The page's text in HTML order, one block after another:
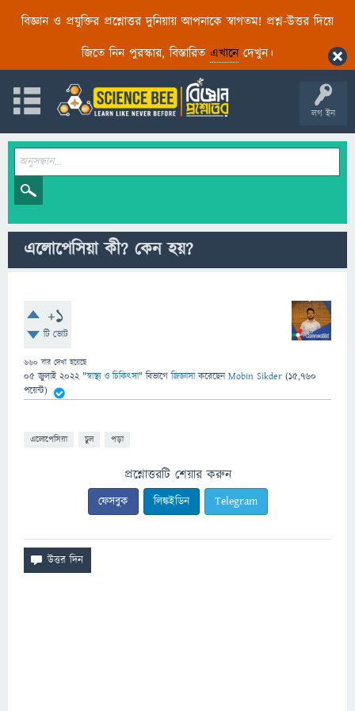
বিজ্ঞান ও প্রযুক্তির প্রশ্নোত্তর দুনিয়ায় আপনাকে স্বাগতম! প্রশ্ন-উত্তর দিয়ে
জিতে নিন পুরস্কার, বিস্তারিত এখানেদেখুন।
লগ ইন
এলোপেসিয়া কী? কেন হয়?
+1
টি ভোট
660 বার দেখা হয়েছে
05 জুলাই 2022 "স্বাস্থ্য ও চিকিৎসা" বিভাগে জিজ্ঞাসাকরেছেনMobin Sikder (15,760
পয়েন্ট)
এলোপেসিয়া চুল পড়া
প্রশ্নোত্তরটি শেয়ার করুন
ফেসবুক লিঙ্কইডিন Telegram